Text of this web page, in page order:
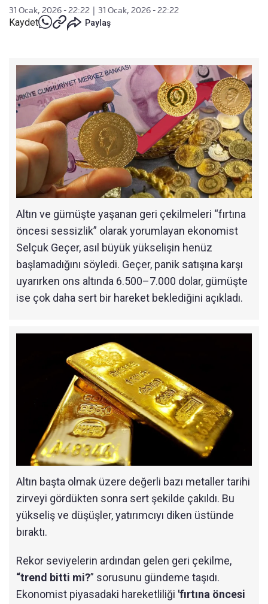
31 Ocak, 2026 - 22:22 31 Ocak, 2026 - 22:22
Kaydet Paylaş
Altın ve gümüşte yaşanan geri çekilmeleri “fırtına
öncesi sessizlik” olarak yorumlayan ekonomist
Selçuk Geçer, asıl büyük yükselişin henüz
başlamadığını söyledi. Geçer, panik satışına karşı
uyarırken ons altında 6.500–7.000 dolar, gümüşte
ise çok daha sert bir hareket beklediğini açıkladı.
Altın başta olmak üzere değerli bazı metaller tarihi
zirveyi gördükten sonra sert şekilde çakıldı. Bu
yükseliş ve düşüşler, yatırımcıyı diken üstünde
bıraktı.
Rekor seviyelerin ardından gelen geri çekilme,
“trend bitti mi?” sorusunu gündeme taşıdı.
Ekonomist piyasadaki hareketliliği 'fırtına öncesi